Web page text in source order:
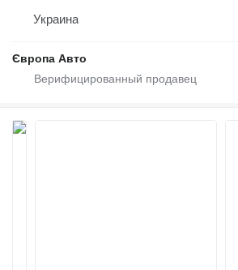
Украина
Європа Авто